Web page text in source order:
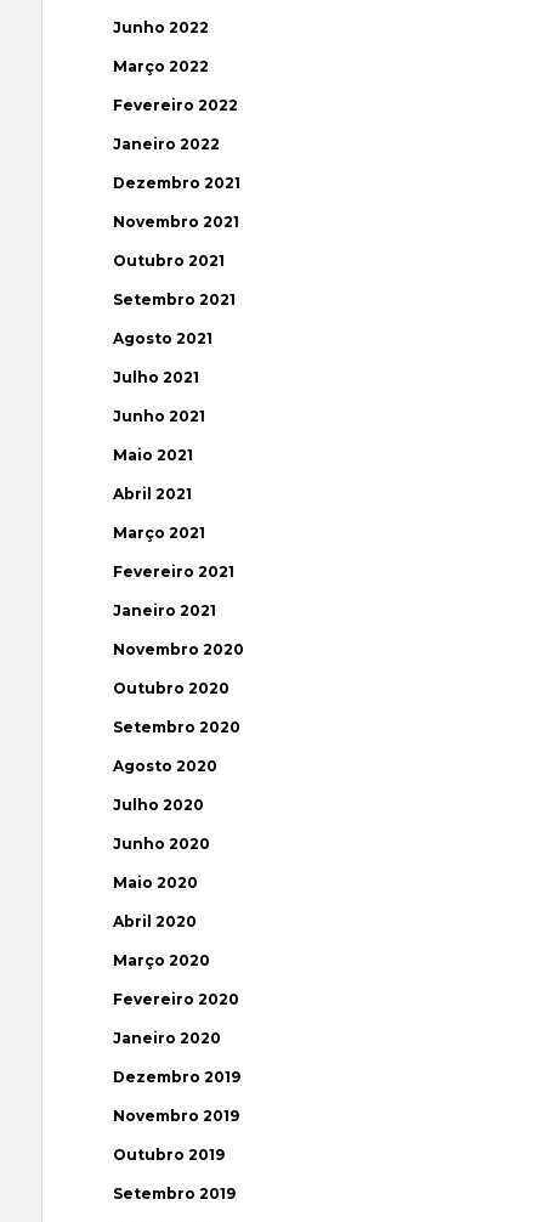
Junho 2022
Março 2022
Fevereiro 2022
Janeiro 2022
Dezembro 2021
Novembro 2021
Outubro 2021
Setembro 2021
Agosto 2021
Julho 2021
Junho 2021
Maio 2021
Abril 2021
Março 2021
Fevereiro 2021
Janeiro 2021
Novembro 2020
Outubro 2020
Setembro 2020
Agosto 2020
Julho 2020
Junho 2020
Maio 2020
Abril 2020
Março 2020
Fevereiro 2020
Janeiro 2020
Dezembro 2019
Novembro 2019
Outubro 2019
Setembro 2019